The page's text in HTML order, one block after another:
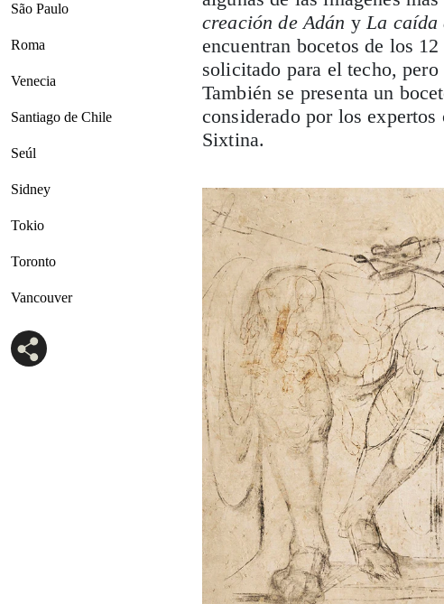
São Paulo
Roma
Venecia
Santiago de Chile
Seúl
Sidney
Tokio
Toronto
Vancouver
creación de Adán y La caída
encuentran bocetos de los
solicitado para el techo,
También se presenta un
considerado por los
Sixtina.